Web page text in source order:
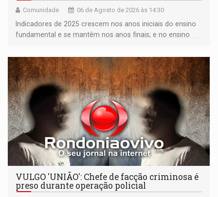
Comunidade 06 de Agosto de 2026 às 14:30
Indicadores de 2025 crescem nos anos iniciais do ensino
fundamental e se mantêm nos anos finais; e no ensino
VULGO 'UNIÃO': Chefe de facção criminosa é
preso durante operação policial